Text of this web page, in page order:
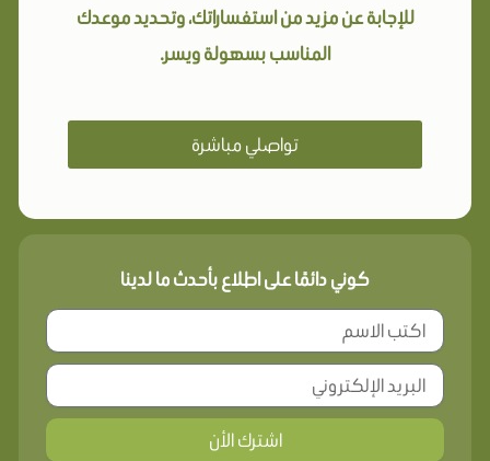
للإجابة عن مزيد من استفساراتك، وتحديد موعدك
المناسب بسهولة ويسر.
تواصلي مباشرة
كوني دائمًا على اطلاع بأحدث ما لدينا
اشترك الأن